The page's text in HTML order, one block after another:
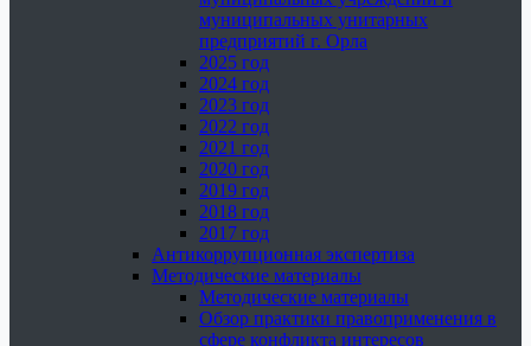
муниципальных унитарных
предприятий г. Орла
2025 год
2024 год
2023 год
2022 год
2021 год
2020 год
2019 год
2018 год
2017 год
Антикоррупционная экспертиза
Методические материалы
Методические материалы
Обзор практики правоприменения в
сфере конфликта интересов